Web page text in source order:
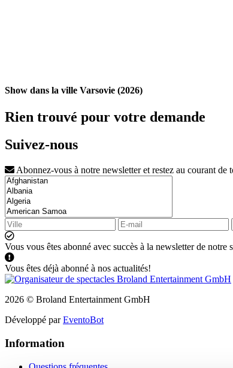
Show dans la ville Varsovie (2026)
Rien trouvé pour votre demande
Suivez-nous
Abonnez-vous à notre newsletter et restez au courant de
Vous vous êtes abonné avec succès à la newsletter de notre
Vous êtes déjà abonné à nos actualités!
2026 © Broland Entertainment GmbH
Développé parEventoBot
Information